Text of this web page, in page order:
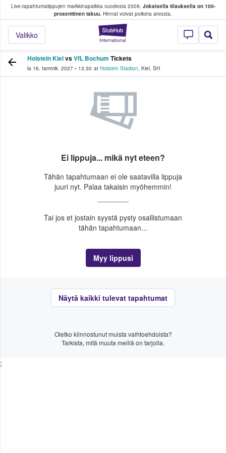
Live-tapahtumalippujen markkinapaikka vuodesta 2009. Jokaisella tilauksella on 100-
prosenttinen takuu. Hinnat voivat poiketa arvosta.
StubHub -
Valikko
fanit ostavat ja myyvät lippuja
Holstein KielvsVfL Bochum Tickets
la 16. tammik. 2027 • 13.30 at Holstein Stadion, Kiel, SH
Ei lippuja... mikä nyt eteen?
Tähän tapahtumaan ei ole saatavilla lippuja
juuri nyt. Palaa takaisin myöhemmin!
Tai jos et jostain syystä pysty osallistumaan
tähän tapahtumaan...
Myy lippusi
Näytä kaikki tulevat tapahtumat
Oletko kiinnostunut muista vaihtoehdoista?
Tarkista, mitä muuta meillä on tarjolla.
;